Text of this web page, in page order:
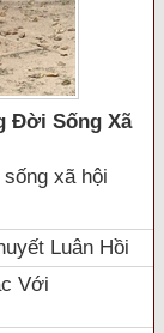
Đời Sống Xã
xã hội
Luân Hồi
Với